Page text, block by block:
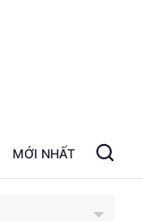
MỚI NHẤT